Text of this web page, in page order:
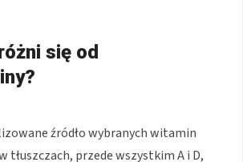
się od
źródło wybranych witamin
tłuszczach, przede wszystkim A i D,